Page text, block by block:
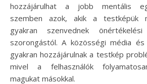
hozzájárulhat a jobb mentális
szemben azok, akik a testképük
gyakran szenvednek
szorongástól. A közösségi média
gyakran hozzájárulnak a testkép
mivel a felhasználók
magukat másokkal.